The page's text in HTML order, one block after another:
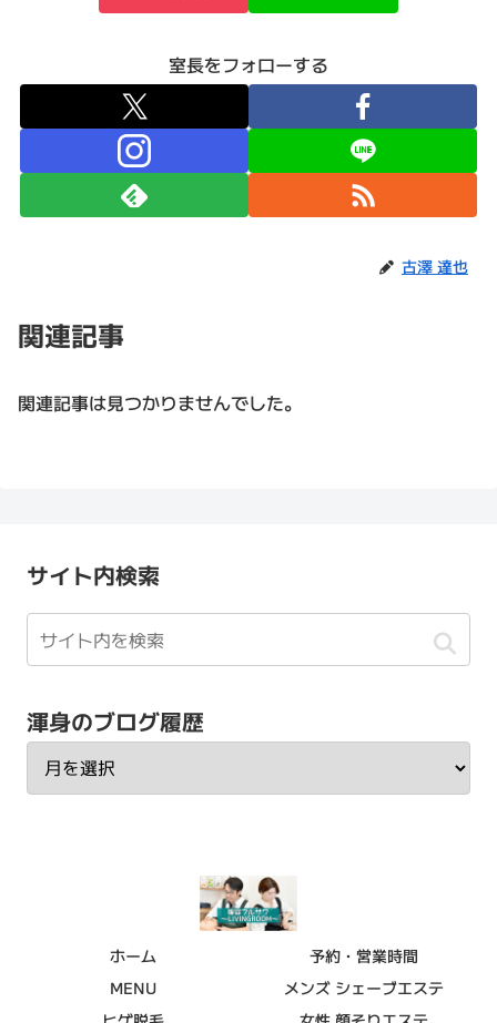
室長をフォローする
古澤 達也
関連記事
関連記事は見つかりませんでした。
サイト内検索
渾身のブログ履歴
ホーム
予約・営業時間
MENU
メンズ シェーブエステ